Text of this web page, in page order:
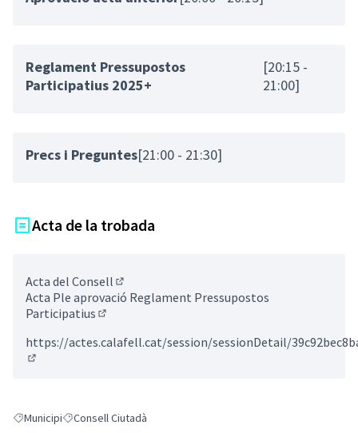
Reglament Pressupostos
Participatius 2025+
[20:15 -
21:00]
Precs i Preguntes[21:00 - 21:30]
Acta de la trobada
Acta del Consell
(Enllaç extern)
Acta Ple aprovació Reglament Pressupostos
Participatius
https://actes.calafell.cat/session/sessionDetail/
Resultats en filtrar per: Municipi
MunicipiResultats en filtrar per: Consell Ciutadà
Consell Ciutadà